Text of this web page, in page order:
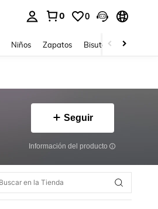
0 0
Niños Zapatos Bisutería Y
Seguir
Información del producto